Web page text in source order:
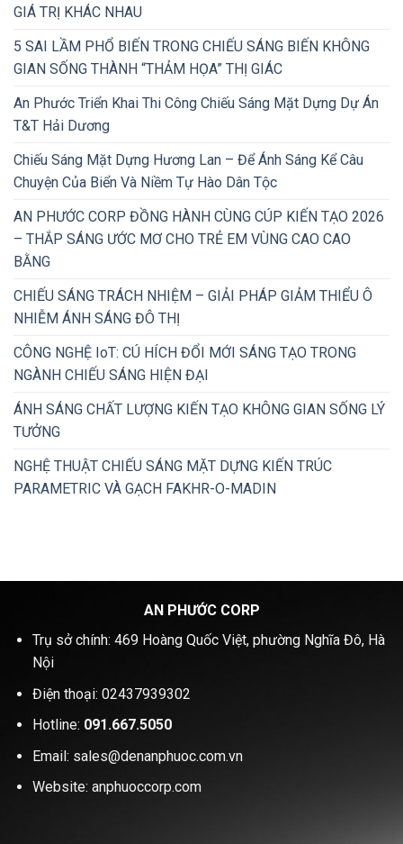
GIÁ TRỊ KHÁC NHAU
5 SAI LẦM PHỔ BIẾN TRONG CHIẾU SÁNG BIẾN KHÔNG
GIAN SỐNG THÀNH “THẢM HỌA” THỊ GIÁC
An Phước Triển Khai Thi Công Chiếu Sáng Mặt Dựng Dự Án
T&T Hải Dương
Chiếu Sáng Mặt Dựng Hương Lan – Để Ánh Sáng Kể Câu
Chuyện Của Biển Và Niềm Tự Hào Dân Tộc
AN PHƯỚC CORP ĐỒNG HÀNH CÙNG CÚP KIẾN TẠO 2026
– THẮP SÁNG ƯỚC MƠ CHO TRẺ EM VÙNG CAO CAO
BẰNG
CHIẾU SÁNG TRÁCH NHIỆM – GIẢI PHÁP GIẢM THIỂU Ô
NHIỄM ÁNH SÁNG ĐÔ THỊ
CÔNG NGHỆ IoT: CÚ HÍCH ĐỔI MỚI SÁNG TẠO TRONG
NGÀNH CHIẾU SÁNG HIỆN ĐẠI
ÁNH SÁNG CHẤT LƯỢNG KIẾN TẠO KHÔNG GIAN SỐNG LÝ
TƯỞNG
NGHỆ THUẬT CHIẾU SÁNG MẶT DỰNG KIẾN TRÚC
PARAMETRIC VÀ GẠCH FAKHR-O-MADIN
AN PHƯỚC CORP
Trụ sở chính: 469 Hoàng Quốc Việt, phường Nghĩa Đô, Hà
Nội
Điện thoại: 02437939302
Hotline: 091.667.5050
Email: sales@denanphuoc.com.vn
Website: anphuoccorp.com